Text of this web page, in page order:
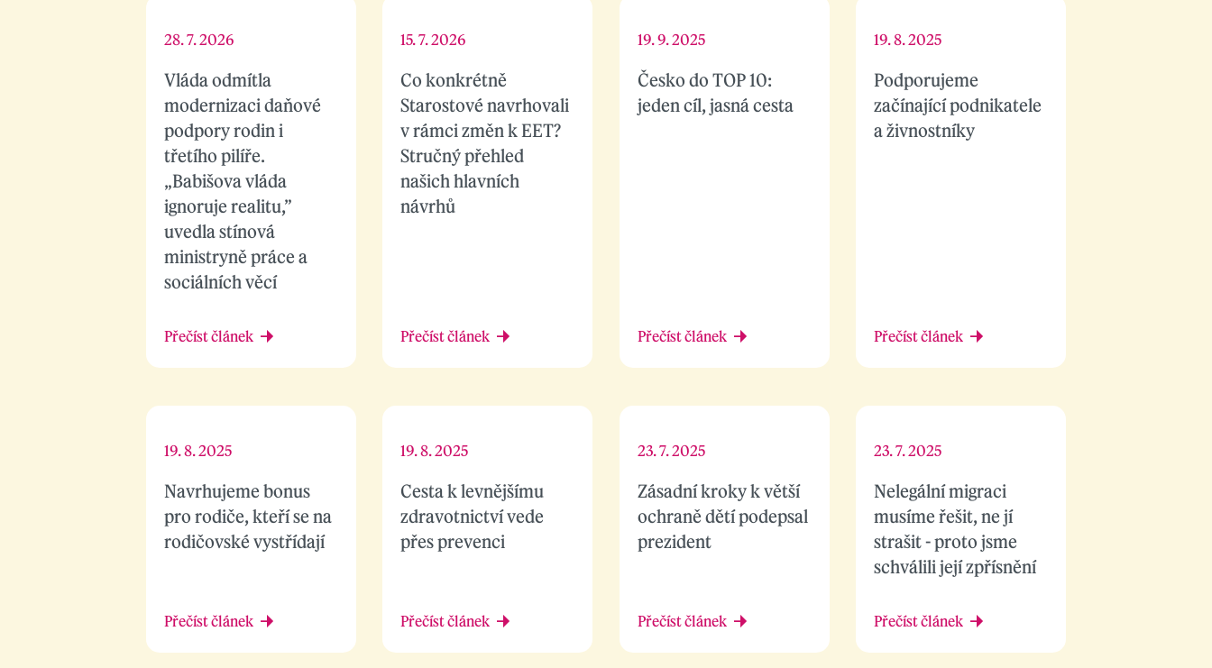
Vláda odmítla
modernizaci daňové
podpory rodin i
třetího pilíře.
„Babišova vláda
ignoruje realitu,”
uvedla stínová
ministryně práce a
sociálních věcí
28. 7. 2026
Přečíst článek
Co konkrétně
Starostové navrhovali
v rámci změn k EET?
Stručný přehled
našich hlavních
návrhů
15. 7. 2026
Přečíst článek
Česko do TOP 10:
jeden cíl, jasná cesta
19. 9. 2025
Přečíst článek
Podporujeme
začínající podnikatele
a živnostníky
19. 8. 2025
Přečíst článek
Navrhujeme bonus
pro rodiče, kteří se na
rodičovské vystřídají
19. 8. 2025
Přečíst článek
Cesta k levnějšímu
zdravotnictví vede
přes prevenci
19. 8. 2025
Přečíst článek
Zásadní kroky k větší
ochraně dětí podepsal
prezident
23. 7. 2025
Přečíst článek
Nelegální migraci
musíme řešit, ne jí
strašit - proto jsme
schválili její zpřísnění
23. 7. 2025
Přečíst článek